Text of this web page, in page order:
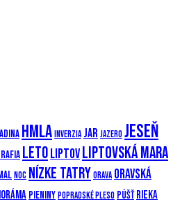
Hmla Inverzia Jar JazeroJeseň
LetoLiptovLiptovská mara
Noc Nízke TatryOrava Oravská
Pieniny Popradské pleso Púšť Rieka